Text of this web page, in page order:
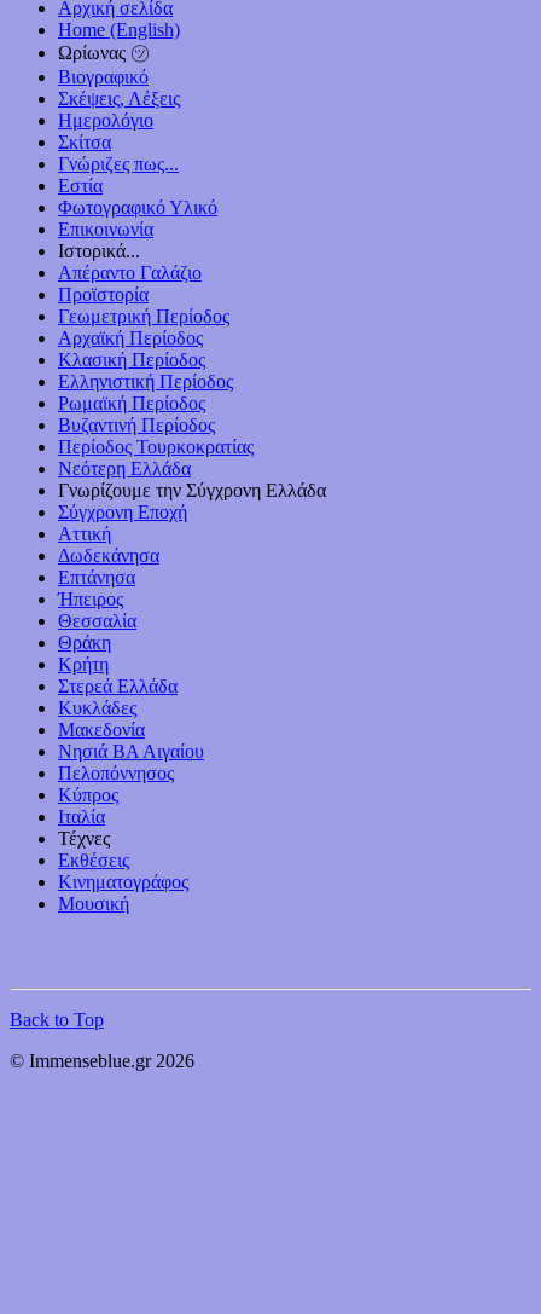
Αρχική σελίδα
Home (English)
Ωρίωνας ㋡
Βιογραφικό
Σκέψεις, Λέξεις
Ημερολόγιο
Σκίτσα
Γνώριζες πως...
Εστία
Φωτογραφικό Υλικό
Επικοινωνία
Ιστορικά...
Απέραντο Γαλάζιο
Προϊστορία
Γεωμετρική Περίοδος
Αρχαϊκή Περίοδος
Κλασική Περίοδος
Ελληνιστική Περίοδος
Ρωμαϊκή Περίοδος
Βυζαντινή Περίοδος
Περίοδος Τουρκοκρατίας
Νεότερη Ελλάδα
Γνωρίζουμε την Σύγχρονη Ελλάδα
Σύγχρονη Εποχή
Αττική
Δωδεκάνησα
Επτάνησα
Ήπειρος
Θεσσαλία
Θράκη
Κρήτη
Στερεά Ελλάδα
Κυκλάδες
Μακεδονία
Νησιά ΒΑ Αιγαίου
Πελοπόννησος
Κύπρος
Ιταλία
Τέχνες
Εκθέσεις
Κινηματογράφος
Μουσική
Back to Top
© Immenseblue.gr 2026